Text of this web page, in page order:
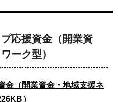
応援資金（開業資
ーク型）
金（開業資金・地域支援ネ
）